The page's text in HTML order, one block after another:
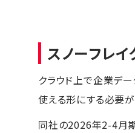
スノーフレイ
クラウド上で企業デ
使える形にする必要
同社の2026年2-4月